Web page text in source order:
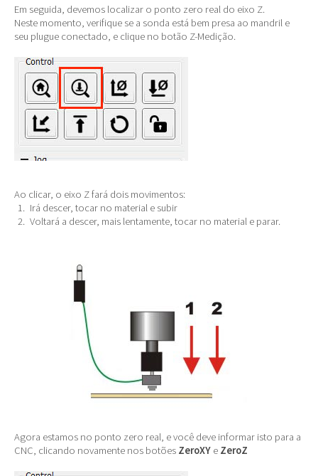
Em seguida, devemos localizar o ponto zero real do eixo Z.
Neste momento, verifique se a sonda está bem presa ao mandril e
seu plugue conectado, e clique no botão Z-Medição.
Ao clicar, o eixo Z fará dois movimentos:
Irá descer, tocar no material e subir
Voltará a descer, mais lentamente, tocar no material e parar.
Agora estamos no ponto zero real, e você deve informar isto para a
CNC, clicando novamente nos botões ZeroXY e ZeroZ